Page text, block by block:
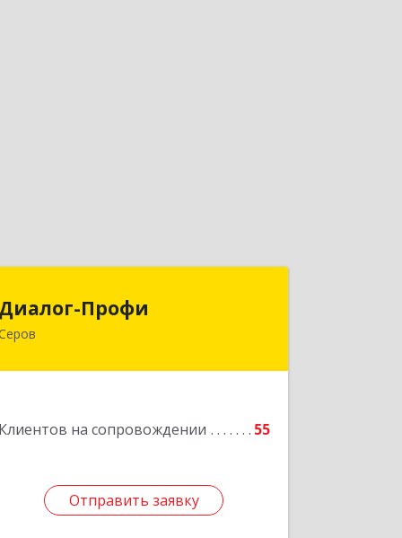
Диалог-Профи
Клиентов на сопровождении 55
Отправить заявку
Диалог-Профи
624980, Свердловская обл, Серов г,
Отправить заявку